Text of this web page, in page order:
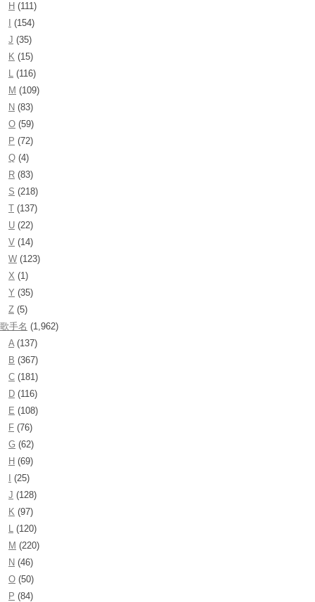
H (111)
(154)
J (35)
K (15)
L (116)
M (109)
N (83)
O (59)
P (72)
Q (4)
R (83)
S (218)
T (137)
U (22)
V (14)
W (123)
X (1)
Y (35)
Z (5)
歌手名 (1,962)
A(137)
B (367)
C (181)
D (116)
E (108)
F (76)
G (62)
H (69)
(25)
J (128)
K (97)
L (120)
M (220)
N (46)
O (50)
P (84)